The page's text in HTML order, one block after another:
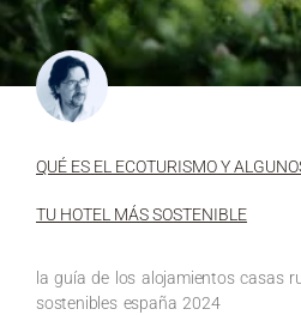
QUÉ ES EL ECOTURISMO Y
TU HOTEL MÁS SOSTENIBLE
la guía de los alojamientos casas
sostenibles españa 2024